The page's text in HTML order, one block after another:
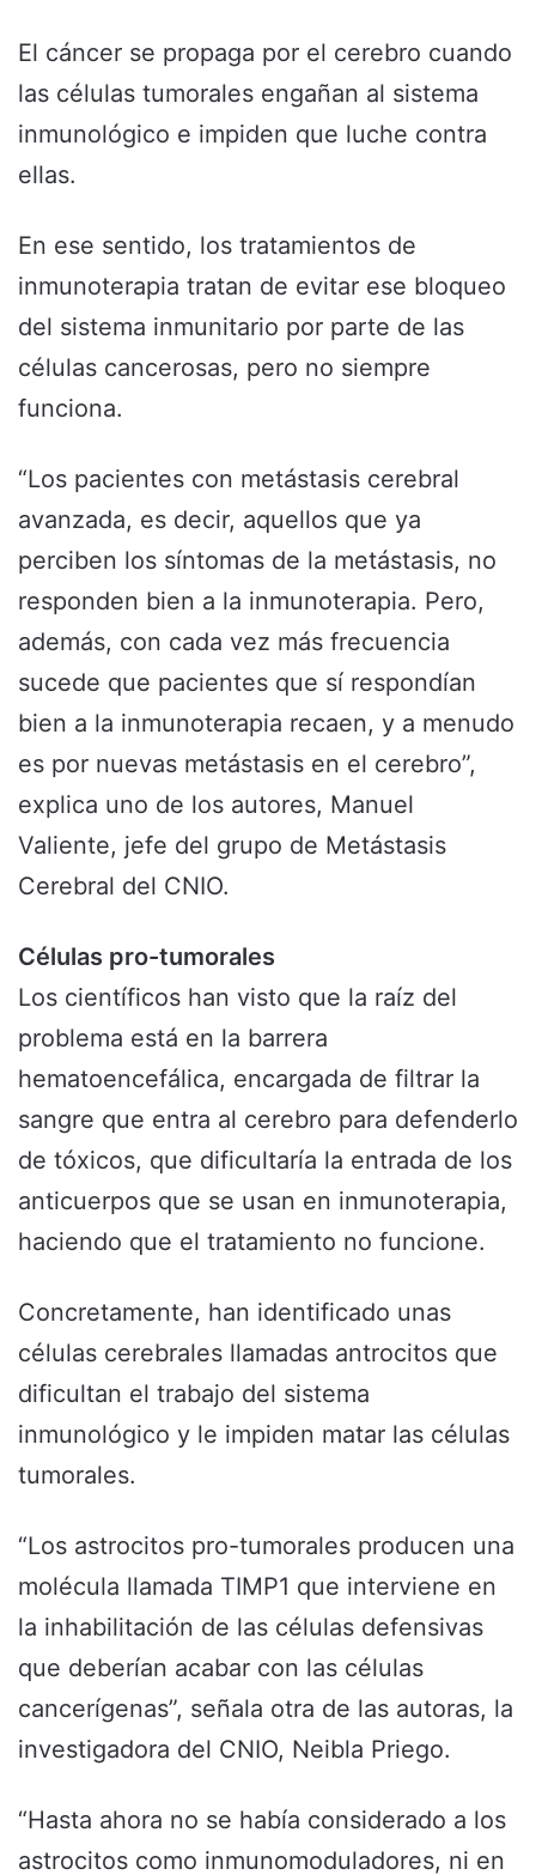
El cáncer se propaga por el cerebro cuando
las células tumorales engañan al sistema
inmunológico e impiden que luche contra
ellas.
En ese sentido, los tratamientos de
inmunoterapia tratan de evitar ese bloqueo
del sistema inmunitario por parte de las
células cancerosas, pero no siempre
funciona.
“Los pacientes con metástasis cerebral
avanzada, es decir, aquellos que ya
perciben los síntomas de la metástasis, no
responden bien a la inmunoterapia. Pero,
además, con cada vez más frecuencia
sucede que pacientes que sí respondían
bien a la inmunoterapia recaen, y a menudo
es por nuevas metástasis en el cerebro”,
explica uno de los autores, Manuel
Valiente, jefe del grupo de Metástasis
Cerebral del CNIO.
Células pro-tumorales
Los científicos han visto que la raíz del
problema está en la barrera
hematoencefálica, encargada de filtrar la
sangre que entra al cerebro para defenderlo
de tóxicos, que dificultaría la entrada de los
anticuerpos que se usan en inmunoterapia,
haciendo que el tratamiento no funcione.
Concretamente, han identificado unas
células cerebrales llamadas antrocitos que
dificultan el trabajo del sistema
inmunológico y le impiden matar las células
tumorales.
“Los astrocitos pro-tumorales producen una
molécula llamada TIMP1 que interviene en
la inhabilitación de las células defensivas
que deberían acabar con las células
cancerígenas”, señala otra de las autoras, la
investigadora del CNIO, Neibla Priego.
“Hasta ahora no se había considerado a los
astrocitos como inmunomoduladores, ni en